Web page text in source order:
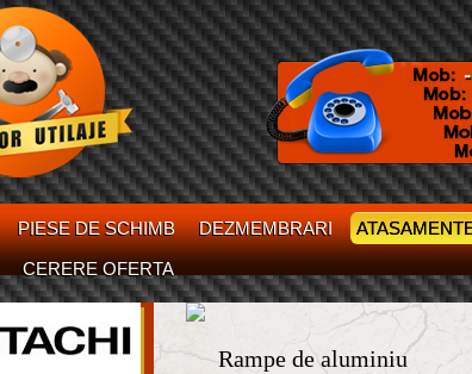
PIESE DE SCHIMB DEZMEMBRARI
CERERE OFERTA
Rampe de aluminiu